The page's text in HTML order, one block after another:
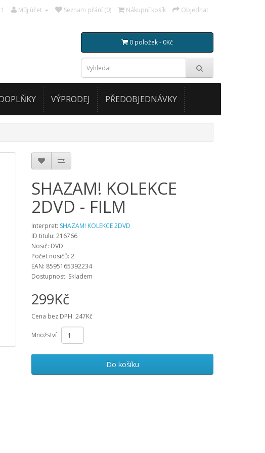
Můj účet Seznam přání (0) Nákupní košík Objednat
0 položek - 0Kč
VÝPRODEJ PŘEDOBJEDNÁVKY
SHAZAM! KOLEKCE
2DVD - FILM
Interpret: SHAZAM! KOLEKCE 2DVD
ID titulu: 216766
Nosič: DVD
Počet nosičů: 2
EAN: 8595165392234
Dostupnost: Skladem
299Kč
Cena bez DPH: 247Kč
Množství
Do košíku